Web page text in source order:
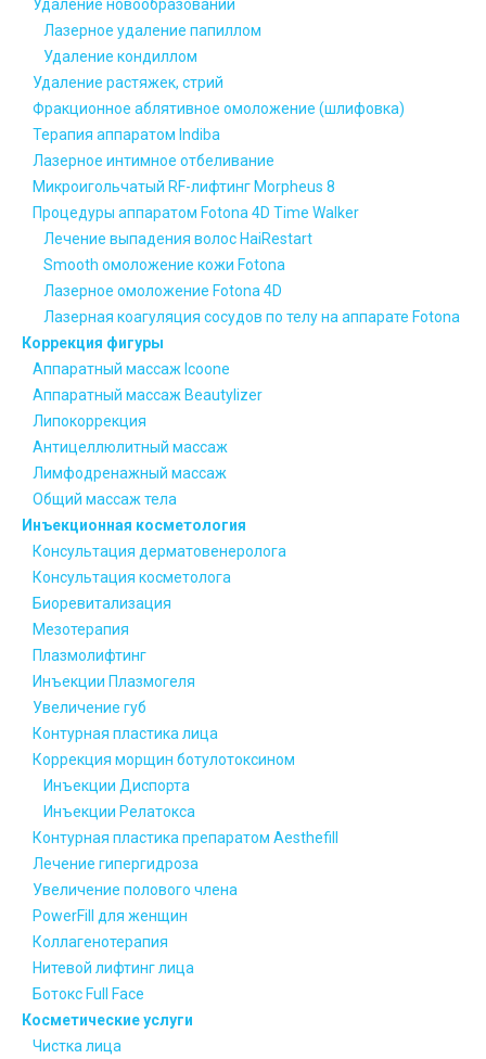
Удаление новообразований
Лазерное удаление папиллом
Удаление кондиллом
Удаление растяжек, стрий
Фракционное аблятивное омоложение (шлифовка)
Терапия аппаратом Indiba
Лазерное интимное отбеливание
Микроигольчатый RF-лифтинг Morpheus 8
Процедуры аппаратом Fotona 4D Time Walker
Лечение выпадения волос HaiRestart
Smooth омоложение кожи Fotona
Лазерное омоложение Fotona 4D
Лазерная коагуляция сосудов по телу на аппарате Fotona
Коррекция фигуры
Аппаратный массаж Icoone
Аппаратный массаж Beautylizer
Липокоррекция
Антицеллюлитный массаж
Лимфодренажный массаж
Общий массаж тела
Инъекционная косметология
Консультация дерматовенеролога
Консультация косметолога
Биоревитализация
Мезотерапия
Плазмолифтинг
Инъекции Плазмогеля
Увеличение губ
Контурная пластика лица
Коррекция морщин ботулотоксином
Инъекции Диспорта
Инъекции Релатокса
Контурная пластика препаратом Aesthefill
Лечение гипергидроза
Увеличение полового члена
PowerFill для женщин
Коллагенотерапия
Нитевой лифтинг лица
Ботокс Full Face
Косметические услуги
Чистка лица